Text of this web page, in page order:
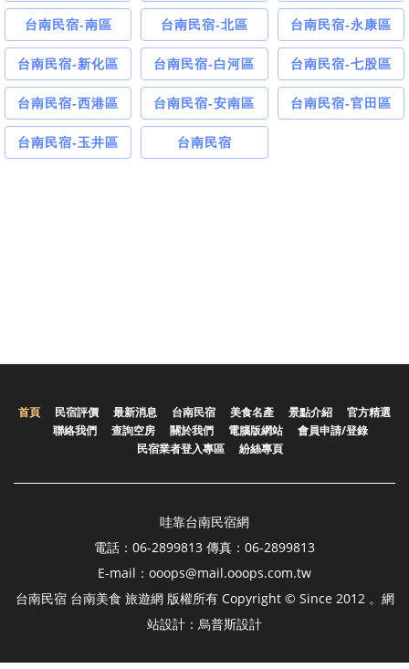
台南民宿-南區 台南民宿-北區 台南民宿-永康區
台南民宿-新化區 台南民宿-白河區 台南民宿-七股區
台南民宿-西港區 台南民宿-安南區 台南民宿-官田區
台南民宿-玉井區 台南民宿
首頁 民宿評價 最新消息 台南民宿 美食名產 景點介紹
官方精選
聯絡我們
查詢空房 關於我們 電腦版網站
會員申請/登錄
民宿業者登入專區
紛絲專頁
哇靠台南民宿網
電話：06-2899813 傳真：06-2899813
E-mail：ooops@mail.ooops.com.tw
台南民宿 台南美食 旅遊網 版權所有 Copyright © Since 2012 。網
站設計：烏普斯設計